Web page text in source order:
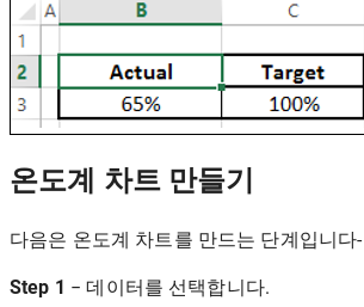
온도계 차트 만들기
다음은 온도계 차트를 만드는 단계입니다-
Step 1 − 데이터를 선택합니다.